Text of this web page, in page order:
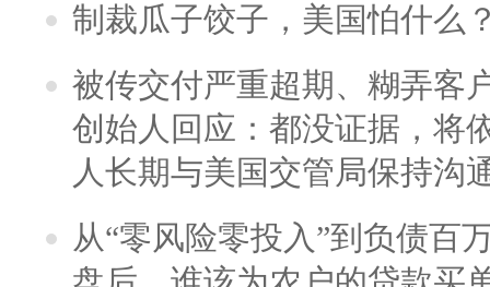
制裁瓜子饺子，美国怕什么
被传交付严重超期、糊弄客
创始人回应：都没证据，将
人长期与美国交管局保持沟
从“零风险零投入”到负债百